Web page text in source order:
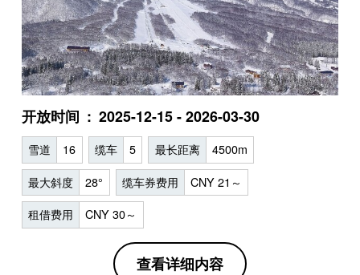
开放时间 2025-12-15 - 2026-03-30
雪道 16 缆车 5 最长距离 4500m
最大斜度 28° 缆车券费用 CNY 21～
租借费用 CNY 30～
查看详细内容